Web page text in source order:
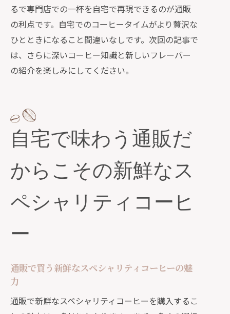
るで専門店での一杯を自宅で再現できるのが通販
の利点です。自宅でのコーヒータイムがより贅沢な
ひとときになること間違いなしです。次回の記事で
は、さらに深いコーヒー知識と新しいフレーバー
の紹介を楽しみにしてください。
自宅で味わう通販だ
からこその新鮮なス
ペシャリティコーヒ
ー
通販で買う新鮮なスペシャリティコーヒーの魅
力
通販で新鮮なスペシャリティコーヒーを購入するこ